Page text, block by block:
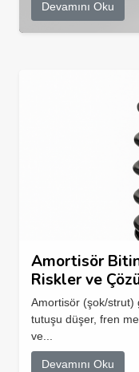
Devamını Oku
Amortisör
Riskler ve
Amortisör (şok/strut)
tutuşu düşer, fren
ve...
Devamını Oku